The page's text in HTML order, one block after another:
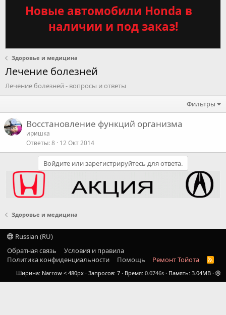
Новые автомобили Honda в
наличии и под заказ!
Здоровье и медицина
Лечение болезней
Лечение болезней - вопросы и ответы
Фильтры
Восстановление функций организма
иришка
Ответы 8 12 Окт 2014
Войдите или зарегистрируйтесь для ответа.
Здоровье и медицина
Russian (RU)
Обратная связь
Условия и правила
Политика конфиденциальности
Помощь Ремонт Тойота
R
S
S
Ширина Запросов 7 Время 0.0746s Память 3.04MB